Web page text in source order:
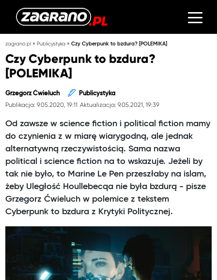
zagrano.pl » Publicystyka »Czy Cyberpunk to bzdura? [POLEMIKA]
Czy Cyberpunk to bzdura?
[POLEMIKA]
Grzegorz Ćwieluch Publicystyka
Publikacja: 9.05.2020, 19:11 Aktualizacja: 9.05.2021, 19:39
Od zawsze w science fiction i political fiction mamy
do czynienia z w miarę wiarygodną, ale jednak
alternatywną rzeczywistością. Sama nazwa
political i science fiction na to wskazuje. Jeżeli by
tak nie było, to Marine Le Pen przeszłaby na islam,
żeby Uległość Houllebecqa nie była bzdurą - pisze
Grzegorz Ćwieluch w polemice z tekstem
Cyberpunk to bzdura z Krytyki Politycznej.